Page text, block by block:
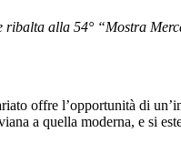
ribalta alla 54° “Mostra
offre l’opportunità di
a quella moderna, e si